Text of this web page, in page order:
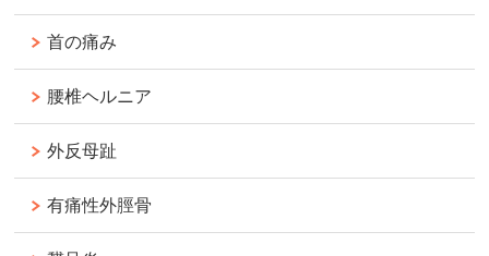
首の痛み
腰椎ヘルニア
外反母趾
有痛性外脛骨